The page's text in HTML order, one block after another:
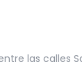
las calles